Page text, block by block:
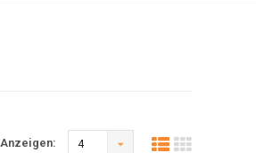
Anzeigen: 4